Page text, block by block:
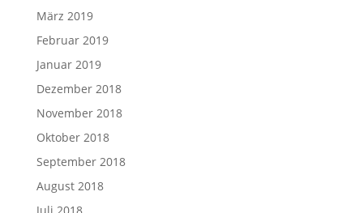
März 2019
Februar 2019
Januar 2019
Dezember 2018
November 2018
Oktober 2018
September 2018
August 2018